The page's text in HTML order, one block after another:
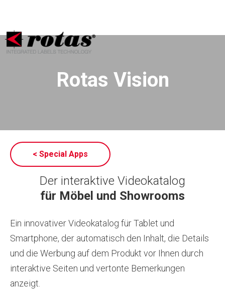
Rotas Vision
< Special Apps
Der interaktive Videokatalog
für Möbel und Showrooms
Ein innovativer Videokatalog für Tablet und
Smartphone, der automatisch den Inhalt, die Details
und die Werbung auf dem Produkt vor Ihnen durch
interaktive Seiten und vertonte Bemerkungen
anzeigt.
Hinweis bei Erhebung